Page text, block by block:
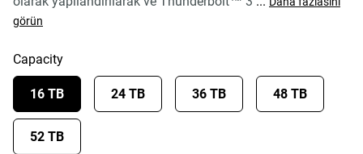
görün
Capacity
16 TB 24 TB 36 TB 48 TB
52 TB